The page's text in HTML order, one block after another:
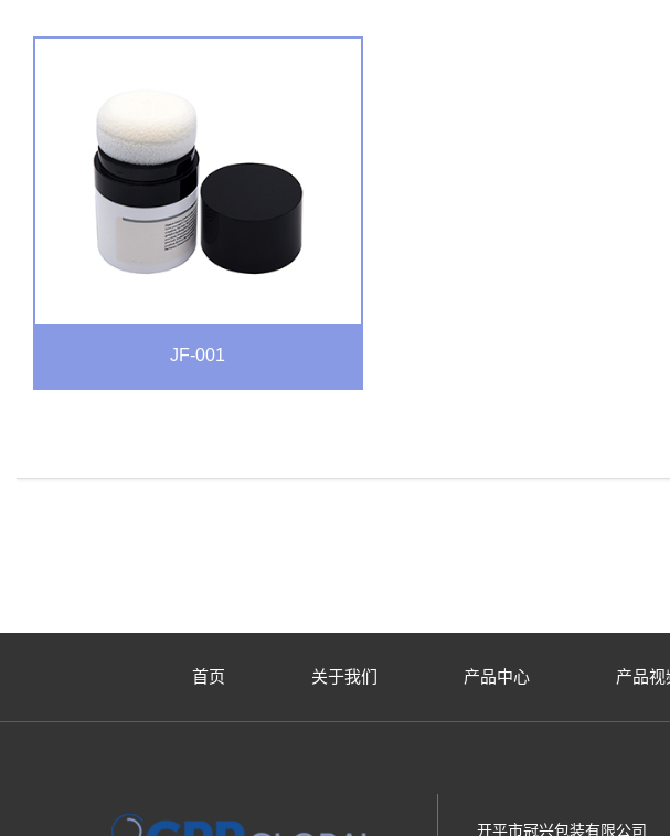
JF-001
首页 关于我们 产品中心 产品视
开平市冠兴包装有限公司